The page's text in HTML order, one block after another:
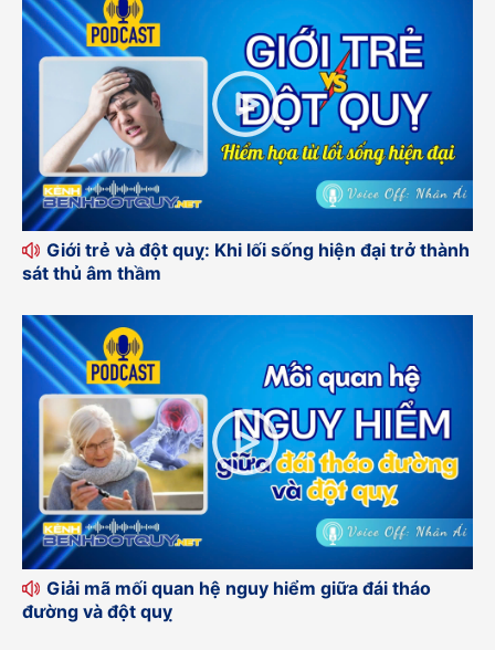
Giới trẻ và đột quỵ: Khi lối sống hiện đại trở thành
sát thủ âm thầm
Giải mã mối quan hệ nguy hiểm giữa đái tháo
đường và đột quỵ